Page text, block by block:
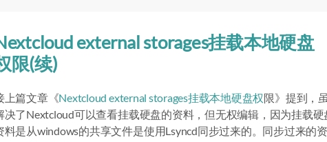
external storages挂载本地硬盘
限(续)
上篇文章《Nextcloud external storages挂载本地硬盘权限》提到，
决了Nextcloud可以查看挂载硬盘的资料，但无权编辑，因为挂载硬
料是从windows的共享文件是使用Lsyncd同步过来的。同步过来的